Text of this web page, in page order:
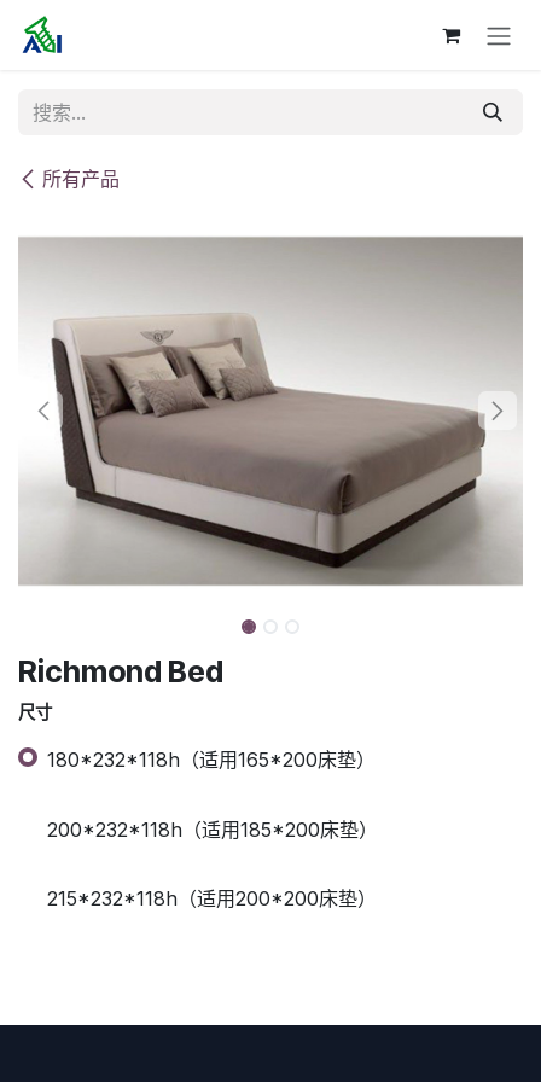
跳至内容
所有产品
Richmond Bed
尺寸
180*232*118h（适用165*200床垫）
200*232*118h（适用185*200床垫）
215*232*118h（适用200*200床垫）